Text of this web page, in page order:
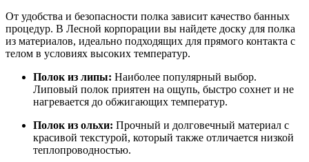
От удобства и безопасности полка зависит качество банных
процедур. В Лесной корпорации вы найдете доску для полка
из материалов, идеально подходящих для прямого контакта с
телом в условиях высоких температур.
Полок из липы: Наиболее популярный выбор.
Липовый полок приятен на ощупь, быстро сохнет и не
нагревается до обжигающих температур.
Полок из ольхи: Прочный и долговечный материал с
красивой текстурой, который также отличается низкой
теплопроводностью.